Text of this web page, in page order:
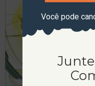
Você pode